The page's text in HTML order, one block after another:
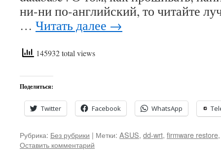
ни-ни по-английский, то читайте
… Читать далее →
145932 total views
Поделиться:
Twitter Facebook WhatsApp
Рубрика: Без рубрики | Метки: ASUS, dd-wrt, firmware restore
Оставить комментарий